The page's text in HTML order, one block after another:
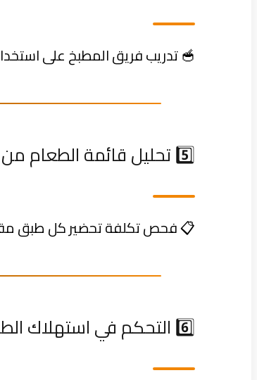
🥣 تدريب فريق المطبخ على
5️⃣ تحليل قائمة الطعام من حيث التكلفة
📋 فحص تكلفة تحضير كل طبق
6️⃣ التحكم في استهلاك الطاقة